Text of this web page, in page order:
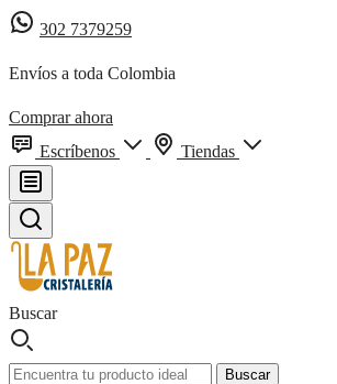
302 7379259
Envíos a toda Colombia
Comprar ahora
Escríbenos
Tiendas
Buscar
Buscar